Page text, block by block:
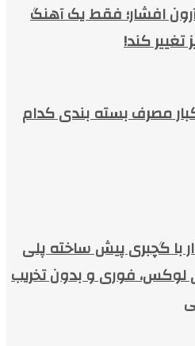
افشار؛ فقط یک آهنگ
کند!
مصرف بسته بندی کدام
با گچبری پیش ساخته پلی
لوکس، فوری و بدون تخریب